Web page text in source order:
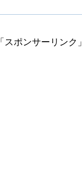
「スポンサーリンク」